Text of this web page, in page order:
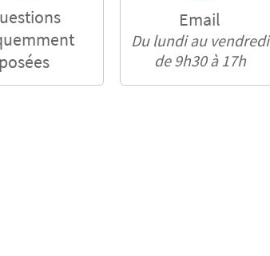
posées
Email
Du lundi au vendredi
de 9h30 à 17h